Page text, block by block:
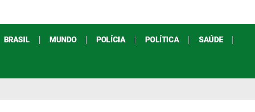
BRASIL MUNDO POLÍCIA POLÍTICA SAÚDE